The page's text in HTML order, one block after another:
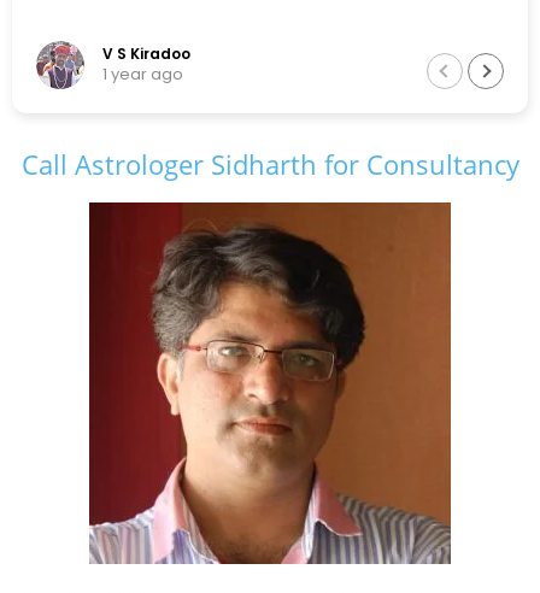
V S Kiradoo
1 year ago
Call Astrologer Sidharth for Consultancy